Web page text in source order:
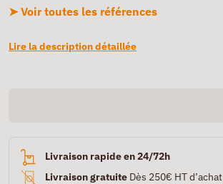
➤ Voir toutes les références
Lire la description détaillée
Livraison rapide en 24/72h
Livraison gratuite Dès 250€ HT d’achat